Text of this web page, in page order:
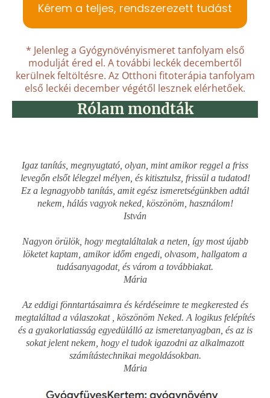
Kérem a teljes, rendszerezett tudást
* Jelenleg a Gyógynövényismeret tanfolyam első
modulját éred el. A további leckék decembertől
kerülnek feltöltésre. Az Otthoni fitoterápia tanfolyam
első leckéi december végétől lesznek elérhetőek.
Rólam mondták
Igaz tanítás, megnyugtató, olyan, mint amikor reggel a friss
levegőn elsőt lélegzel mélyen, és kitisztulsz, frissül a tudatod!
Ez a legnagyobb tanítás, amit egész ismeretségünkben adtál
nekem, hálás vagyok neked, köszönöm, használom!
István
Nagyon örülök, hogy megtaláltalak a neten, így most újabb
löketet kaptam, amikor időm engedi, olvasom, hallgatom a
tudásanyagodat, és várom a továbbiakat.
Mária
Az eddigi fönntartásaimra és kérdéseimre te megkerested és
megtaláltad a válaszokat , köszönöm Neked. A logikus felépítés
és a gyakorlatiasság egyedülálló az ismeretanyagban, és az is
sokat jelent nekem, hogy el tudok igazodni az alkalmazott
számítástechnikai megoldásokban.
Mária